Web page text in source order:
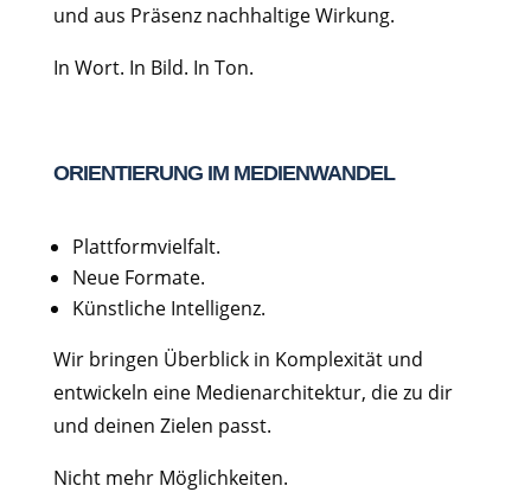
und aus Präsenz nachhaltige Wirkung.
In Wort. In Bild. In Ton.
ORIENTIERUNG IM MEDIENWANDEL
Plattformvielfalt.
Neue Formate.
Künstliche Intelligenz.
Wir bringen Überblick in Komplexität und
entwickeln eine Medienarchitektur, die zu dir
und deinen Zielen passt.
Nicht mehr Möglichkeiten.